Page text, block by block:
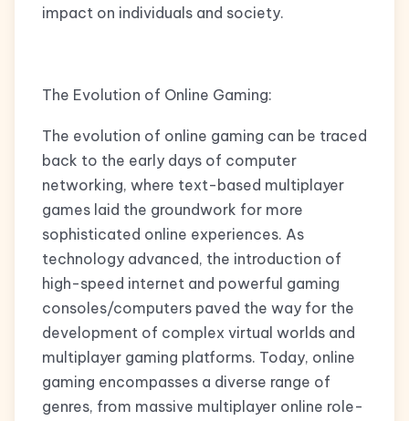
impact on individuals and society.
The Evolution of Online Gaming:
The evolution of online gaming can be traced
back to the early days of computer
networking, where text-based multiplayer
games laid the groundwork for more
sophisticated online experiences. As
technology advanced, the introduction of
high-speed internet and powerful gaming
consoles/computers paved the way for the
development of complex virtual worlds and
multiplayer gaming platforms. Today, online
gaming encompasses a diverse range of
genres, from massive multiplayer online role-